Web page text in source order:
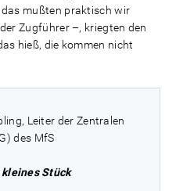
mußten praktisch wir
Zugführer –, kriegten den
hieß, die kommen nicht
Leiter der Zentralen
des MfS
Stück